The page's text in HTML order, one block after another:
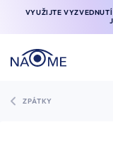
VYUŽIJTE
ZPÁTKY